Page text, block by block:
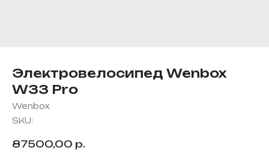
Электровелосипед Wenbox
W33 Pro
Wenbox
SKU:
87500,00 р.